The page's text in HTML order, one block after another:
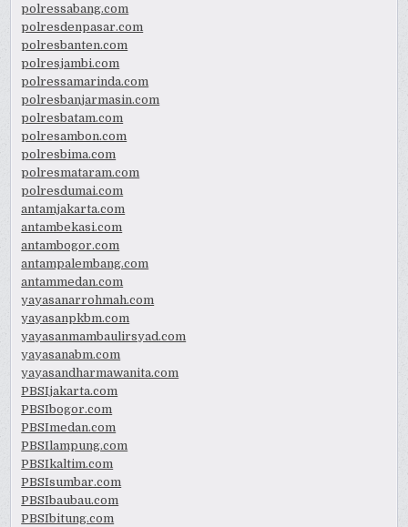
polressabang.com
polresdenpasar.com
polresbanten.com
polresjambi.com
polressamarinda.com
polresbanjarmasin.com
polresbatam.com
polresambon.com
polresbima.com
polresmataram.com
polresdumai.com
antamjakarta.com
antambekasi.com
antambogor.com
antampalembang.com
antammedan.com
yayasanarrohmah.com
yayasanpkbm.com
yayasanmambaulirsyad.com
yayasanabm.com
yayasandharmawanita.com
PBSIjakarta.com
PBSIbogor.com
PBSImedan.com
PBSIlampung.com
PBSIkaltim.com
PBSIsumbar.com
PBSIbaubau.com
PBSIbitung.com